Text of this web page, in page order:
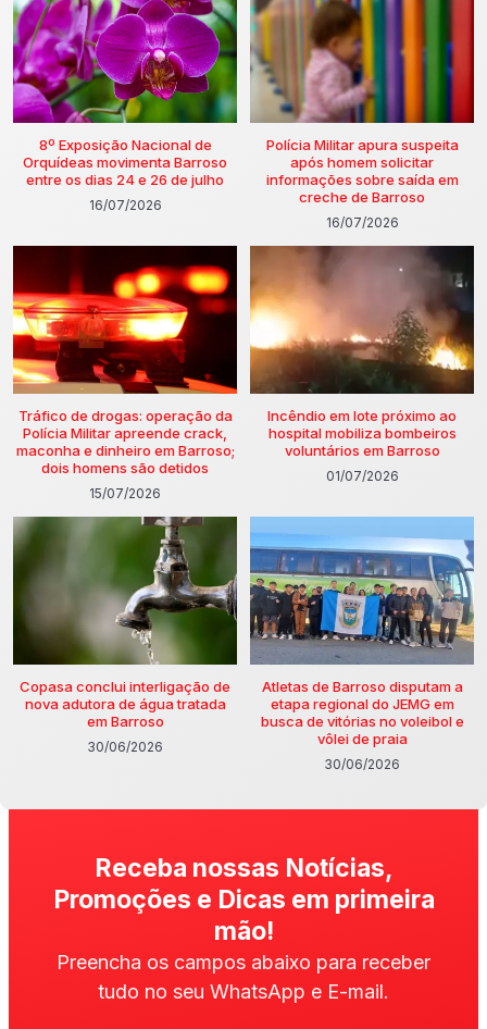
8º Exposição Nacional de
Orquídeas movimenta Barroso
entre os dias 24 e 26 de julho
16/07/2026
Polícia Militar apura suspeita
após homem solicitar
informações sobre saída em
creche de Barroso
16/07/2026
Tráfico de drogas: operação da
Polícia Militar apreende crack,
maconha e dinheiro em Barroso;
dois homens são detidos
15/07/2026
Incêndio em lote próximo ao
hospital mobiliza bombeiros
voluntários em Barroso
01/07/2026
Copasa conclui interligação de
nova adutora de água tratada
em Barroso
30/06/2026
Atletas de Barroso disputam a
etapa regional do JEMG em
busca de vitórias no voleibol e
vôlei de praia
30/06/2026
Receba nossas Notícias,
Promoções e Dicas em primeira
mão!
Preencha os campos abaixo para receber
tudo no seu WhatsApp e E-mail.